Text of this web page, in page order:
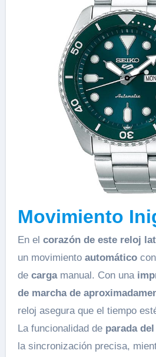
Movimiento
En el corazón de este reloj
un movimiento automáticocon
de cargamanual. Con una
de marcha de
reloj asegura que el tiempo
La funcionalidad de parada
la sincronización precisa,